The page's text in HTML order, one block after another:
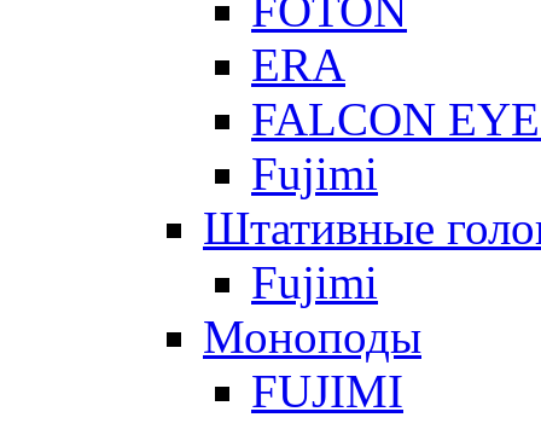
FOTON
ERA
FALCON
Fujimi
Штативные
Fujimi
Моноподы
FUJIMI